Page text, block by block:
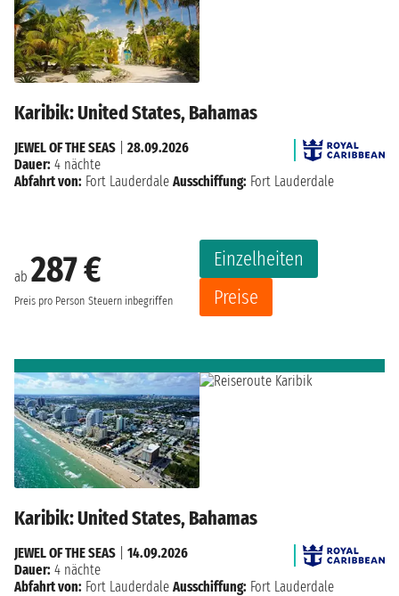
Karibik: United States, Bahamas
ab 287 €
Preis pro Person Steuern inbegriffen
Einzelheiten
Preise
JEWEL OF THE SEAS
28.09.2026
Dauer: 4 nächte
Abfahrt von: Fort Lauderdale Ausschiffung: Fort Lauderdale
Karibik: United States, Bahamas
JEWEL OF THE SEAS
14.09.2026
Dauer: 4 nächte
Abfahrt von: Fort Lauderdale Ausschiffung: Fort Lauderdale